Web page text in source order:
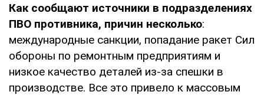
Как сообщают источники в подразделениях
ПВО противника, причин несколько:
международные санкции, попадание ракет Сил
обороны по ремонтным предприятиям и
низкое качество деталей из-за спешки в
производстве. Все это привело к массовым